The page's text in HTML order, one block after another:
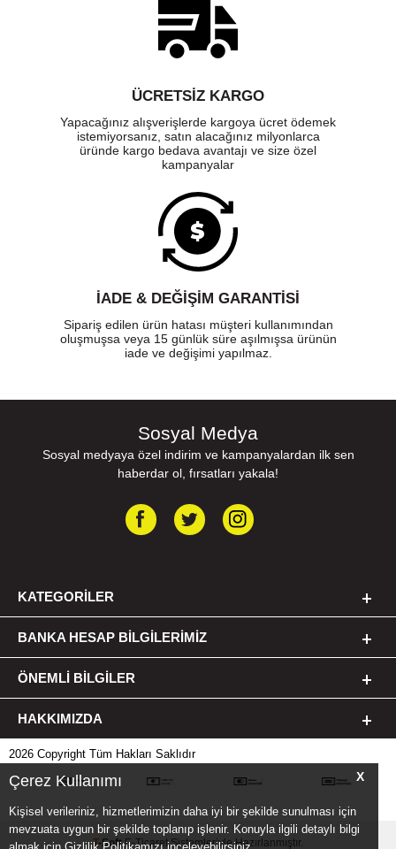
X
Çerez Kullanımı
Kişisel verileriniz, hizmetlerimizin daha iyi bir şekilde sunulması için
mevzuata uygun bir şekilde toplanıp işlenir. Konuyla ilgili detaylı bilgi
ÜCRETSIZ KARGO
Yapacağınız alışverişlerde kargoya ücret ödemek
istemiyorsanız, satın alacağınız milyonlarca
üründe kargo bedava avantajı ve size özel
kampanyalar
İADE & DEĞİŞİM GARANTİSİ
Sipariş edilen ürün hatası müşteri kullanımından
oluşmuşsa veya 15 günlük süre aşılmışsa ürünün
iade ve değişimi yapılmaz.
Sosyal Medya
Sosyal medyaya özel indirim ve kampanyalardan ilk sen
haberdar ol, fırsatları yakala!
KATEGORILER
BANKA HESAP BILGILERIMIZ
ÖNEMLI BILGILER
HAKKIMIZDA
2026 Copyright Tüm Hakları Saklıdır
T-SoftE-TicaretSistemleriyle Hazırlanmıştır.